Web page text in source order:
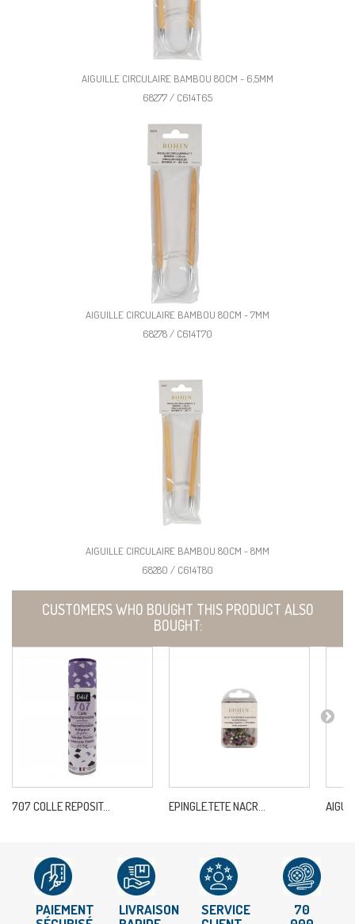
AIGUILLE CIRCULAIRE BAMBOU 80CM - 6,5MM
68277 / C614T65
AIGUILLE CIRCULAIRE BAMBOU 80CM - 7MM
68278 / C614T70
AIGUILLE CIRCULAIRE BAMBOU 80CM - 8MM
68280 / C614T80
CUSTOMERS WHO BOUGHT THIS PRODUCT ALSO
BOUGHT:
707 COLLE REPOSIT... EPINGLE.TETE NACR...
PAIEMENT
LIVRAISON
SERVICE
70